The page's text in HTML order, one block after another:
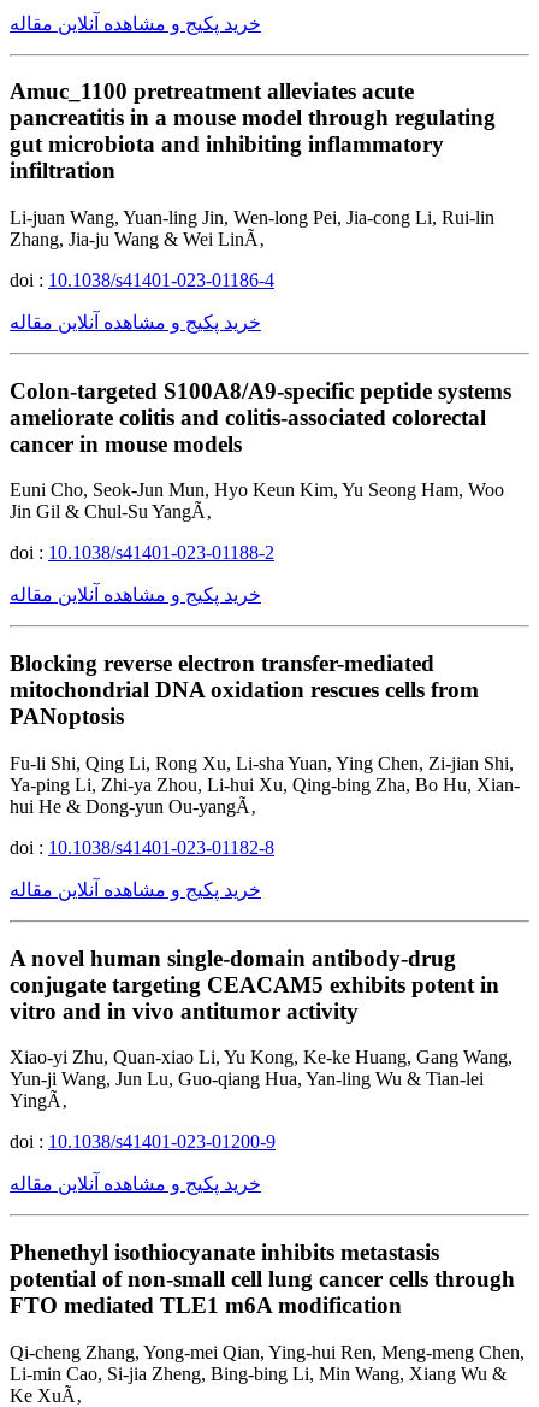
خرید پکیج و مشاهده آنلاین مقاله
Amuc_1100 pretreatment alleviates acute
pancreatitis in a mouse model through regulating
gut microbiota and inhibiting inflammatory
infiltration
Li-juan Wang, Yuan-ling Jin, Wen-long Pei, Jia-cong Li, Rui-lin
Zhang, Jia-ju Wang & Wei LinÃ‚
doi : 10.1038/s41401-023-01186-4
خرید پکیج و مشاهده آنلاین مقاله
Colon-targeted S100A8/A9-specific peptide systems
ameliorate colitis and colitis-associated colorectal
cancer in mouse models
Euni Cho, Seok-Jun Mun, Hyo Keun Kim, Yu Seong Ham, Woo
Jin Gil & Chul-Su YangÃ‚
doi : 10.1038/s41401-023-01188-2
خرید پکیج و مشاهده آنلاین مقاله
Blocking reverse electron transfer-mediated
mitochondrial DNA oxidation rescues cells from
PANoptosis
Fu-li Shi, Qing Li, Rong Xu, Li-sha Yuan, Ying Chen, Zi-jian Shi,
Ya-ping Li, Zhi-ya Zhou, Li-hui Xu, Qing-bing Zha, Bo Hu, Xian-
hui He & Dong-yun Ou-yangÃ‚
doi : 10.1038/s41401-023-01182-8
خرید پکیج و مشاهده آنلاین مقاله
A novel human single-domain antibody-drug
conjugate targeting CEACAM5 exhibits potent in
vitro and in vivo antitumor activity
Xiao-yi Zhu, Quan-xiao Li, Yu Kong, Ke-ke Huang, Gang Wang,
Yun-ji Wang, Jun Lu, Guo-qiang Hua, Yan-ling Wu & Tian-lei
YingÃ‚
doi : 10.1038/s41401-023-01200-9
خرید پکیج و مشاهده آنلاین مقاله
Phenethyl isothiocyanate inhibits metastasis
potential of non-small cell lung cancer cells through
FTO mediated TLE1 m6A modification
Qi-cheng Zhang, Yong-mei Qian, Ying-hui Ren, Meng-meng Chen,
Li-min Cao, Si-jia Zheng, Bing-bing Li, Min Wang, Xiang Wu &
Ke XuÃ‚